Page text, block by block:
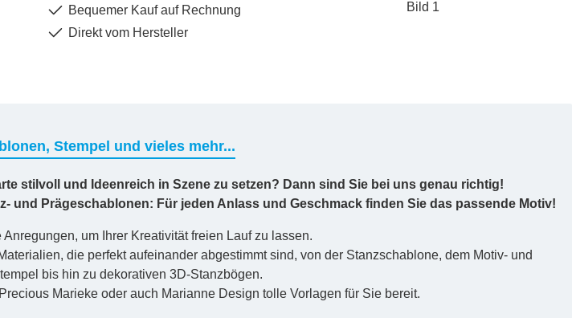
Bequemer Kauf auf Rechnung
Direkt vom Hersteller
Stempel und vieles mehr...
stilvoll und Ideenreich in Szene zu setzen? Dann sind Sie bei uns genau richtig!
und Prägeschablonen: Für jeden Anlass und Geschmack finden Sie das passende Motiv!
um Ihrer Kreativität freien Lauf zu lassen.
die perfekt aufeinander abgestimmt sind, von der Stanzschablone, dem Motiv- und
bis hin zu dekorativen 3D-Stanzbögen.
Marieke oder auch Marianne Design tolle Vorlagen für Sie bereit.